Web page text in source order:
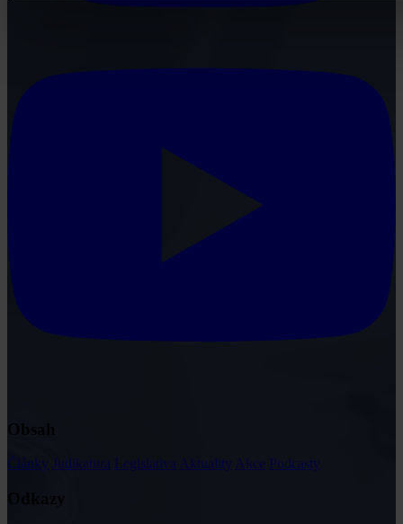
Články Judikatura Legislativa Aktuality Akce Podcasty